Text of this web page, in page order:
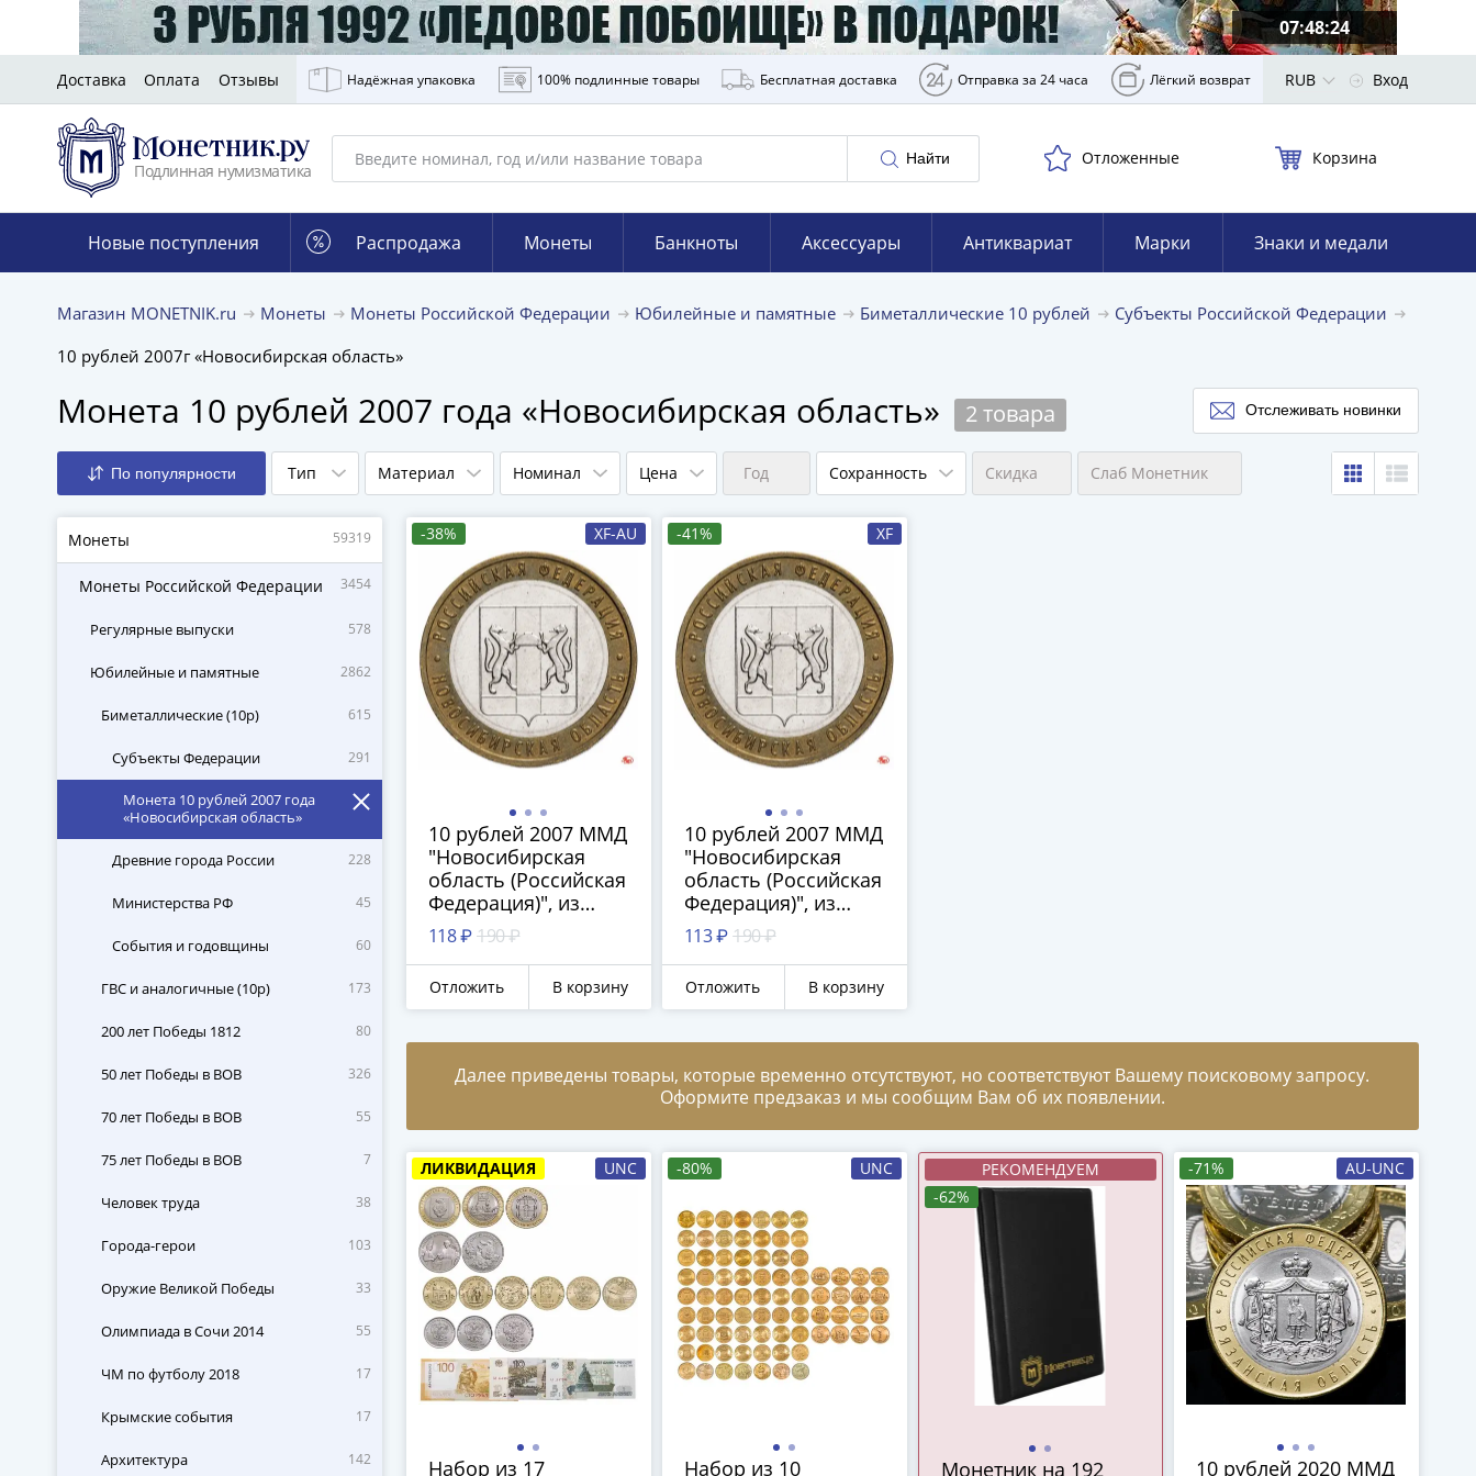
07:48:23
Доставка Оплата Отзывы Надёжная упаковка 100% подлинные товары Бесплатная доставка Отправка за 24 часа Лёгкий возврат RUB Вход
Подлинная нумизматика
Найти Отложенные Корзина
Новые поступления Распродажа Монеты Банкноты Аксессуары Антиквариат Марки Знаки и медали
Магазин MONETNIK.ru Монеты Монеты Российской Федерации Юбилейные и памятные Биметаллические 10 рублей
Субъекты Российской Федерации
10 рублей 2007г «Новосибирская область»
Монета 10 рублей 2007 года «Новосибирская область» 2 товара Отслеживать новинки
По популярности Тип Материал Номинал Цена Год Сохранность Скидка Слаб Монетник
Монеты 59319
Монеты Российской Федерации 3454
Регулярные выпуски 578
Юбилейные и памятные 2862
Биметаллические (10р) 615
Субъекты Федерации
Монета 10 рублей 2007 года
«Новосибирская область»
291
Древние города России 228
Министерства РФ 45
События и годовщины 60
ГВС и аналогичные (10р) 173
200 лет Победы 1812 80
50 лет Победы в ВОВ 326
70 лет Победы в ВОВ 55
75 лет Победы в ВОВ 7
Человек труда 38
Города-герои 103
Оружие Великой Победы 33
Олимпиада в Сочи 2014 55
ЧМ по футболу 2018 17
Крымские события 17
Архитектура 142
-38% XF-AU
10 рублей 2007 ММД
"Новосибирская
область (Российская
Федерация)", из
оборота
118 ₽ 190 ₽
Отложить В корзину
-41% XF
10 рублей 2007 ММД
"Новосибирская
область (Российская
Федерация)", из
оборота
113 ₽ 190 ₽
Отложить В корзину
Далее приведены товары, которые временно отсутствуют, но соответствуют Вашему поисковому запросу.
Оформите предзаказ и мы сообщим Вам об их появлении.
ЛИКВИДАЦИЯ UNC
Набор из 17
-80% UNC
Набор из 10
РЕКОМЕНДУЕМ
-62%
Монетник на 192
-71% AU-UNC
10 рублей 2020 ММД